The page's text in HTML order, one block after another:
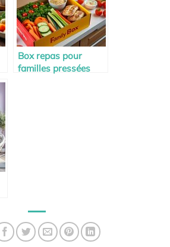
Box repas pour
familles pressées